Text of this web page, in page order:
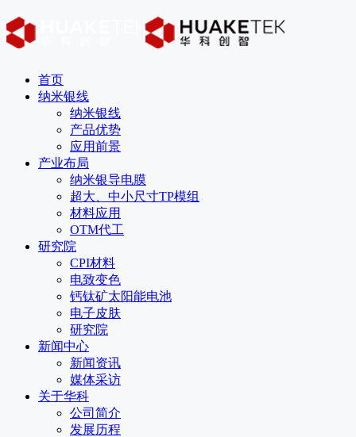
首页
纳米银线
纳米银线
产品优势
应用前景
产业布局
纳米银导电膜
超大、中小尺寸TP模组
材料应用
OTM代工
研究院
CPI材料
电致变色
钙钛矿太阳能电池
电子皮肤
研究院
新闻中心
新闻资讯
媒体采访
关于华科
公司简介
发展历程